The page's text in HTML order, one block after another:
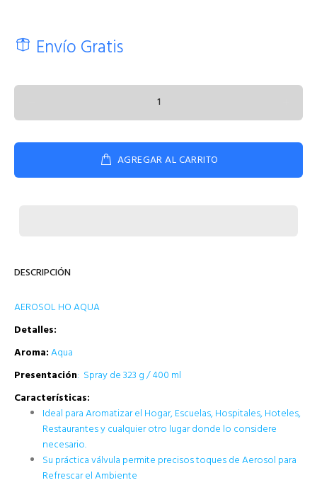
Envío Gratis
AGREGAR AL CARRITO
DESCRIPCIÓN
AEROSOL HO AQUA
Detalles:
Aroma:Aqua
Presentación: Spray de 323 g / 400 ml
Características:
Ideal para Aromatizar el Hogar, Escuelas, Hospitales, Hoteles,
Restaurantes y cualquierotro lugar donde lo considere
necesario.
Su práctica válvula permite precisos toques de Aerosol para
Refrescar elAmbiente